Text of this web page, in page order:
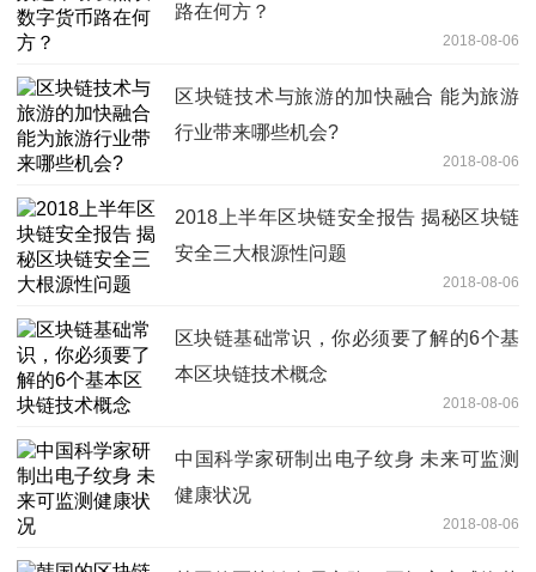
路在何方？
2018-08-06
区块链技术与旅游的加快融合 能为旅游
行业带来哪些机会?
2018-08-06
2018上半年区块链安全报告 揭秘区块链
安全三大根源性问题
2018-08-06
区块链基础常识，你必须要了解的6个基
本区块链技术概念
2018-08-06
中国科学家研制出电子纹身 未来可监测
健康状况
2018-08-06